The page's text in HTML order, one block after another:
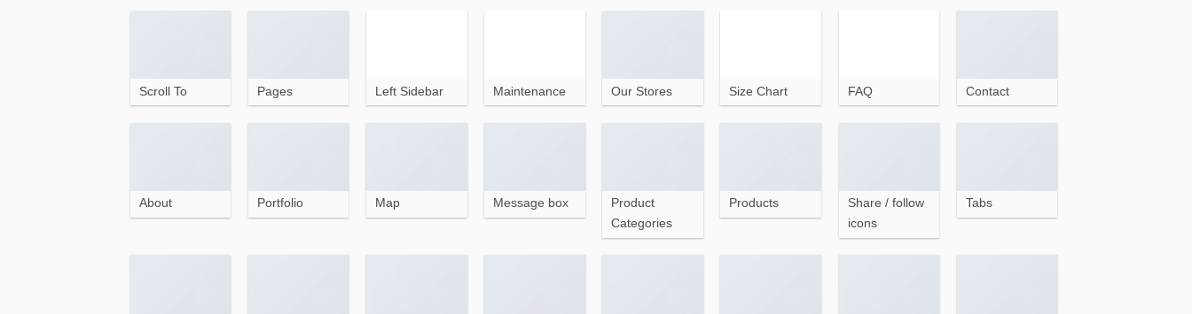
Scroll To Pages Left Sidebar Maintenance Our Stores Size Chart FAQ Contact
About Portfolio Map Message box
Product
Categories
Products
Share / follow
icons
Tabs